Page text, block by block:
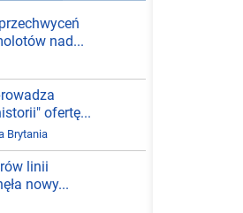
nad...
ofertę...
Brytania
linii
nowy...